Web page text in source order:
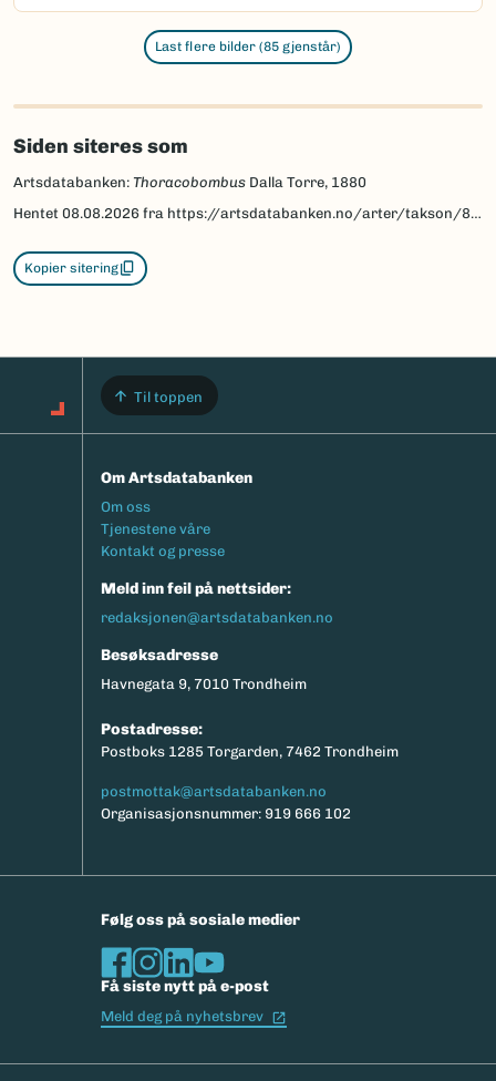
Last flere bilder (85 gjenstår)
Siden siteres som
Artsdatabanken: Thoracobombus Dalla Torre, 1880
Hentet 08.08.2026 fra https://artsdatabanken.no/arter/takson/84273
Kopier sitering
Til toppen
Om Artsdatabanken
Footermeny
Om oss
Tjenestene våre
Kontakt og presse
Meld inn feil på nettsider:
redaksjonen@artsdatabanken.no
Besøksadresse
Havnegata 9, 7010 Trondheim
Postadresse:
Postboks 1285 Torgarden, 7462 Trondheim
postmottak@artsdatabanken.no
Organisasjonsnummer: 919 666 102
Følg oss på sosiale medier
Få siste nytt på e-post
Meld deg på nyhetsbrev